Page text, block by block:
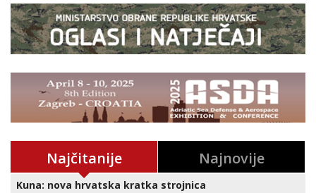
Najčitanije Najnovije
Kuna: nova hrvatska kratka strojnica